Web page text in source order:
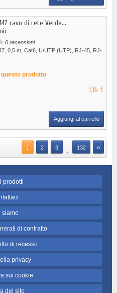
cavo di rete Verde...
0 recensioni
0,5 m, Cat6, U/UTP (UTP), RJ-45, RJ-
questo prodotto
1,16 €
Aggiungi al carrello
1 2 3 132 »
prodotti
siamo
di contratto
di recesso
privacy
sui cookie
del sito